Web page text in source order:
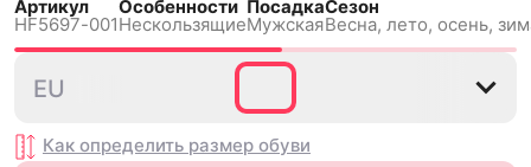
Артикул
HF5697-001
Особенности
Нескользящиe
Посадка
Мужская
Сезон
Весна, лето, осень,
42
EU
Как определить размер обуви